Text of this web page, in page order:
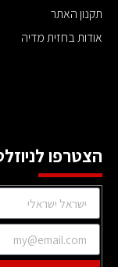
תקנון האתר
אודות בחזית מדיה
הצטרפו